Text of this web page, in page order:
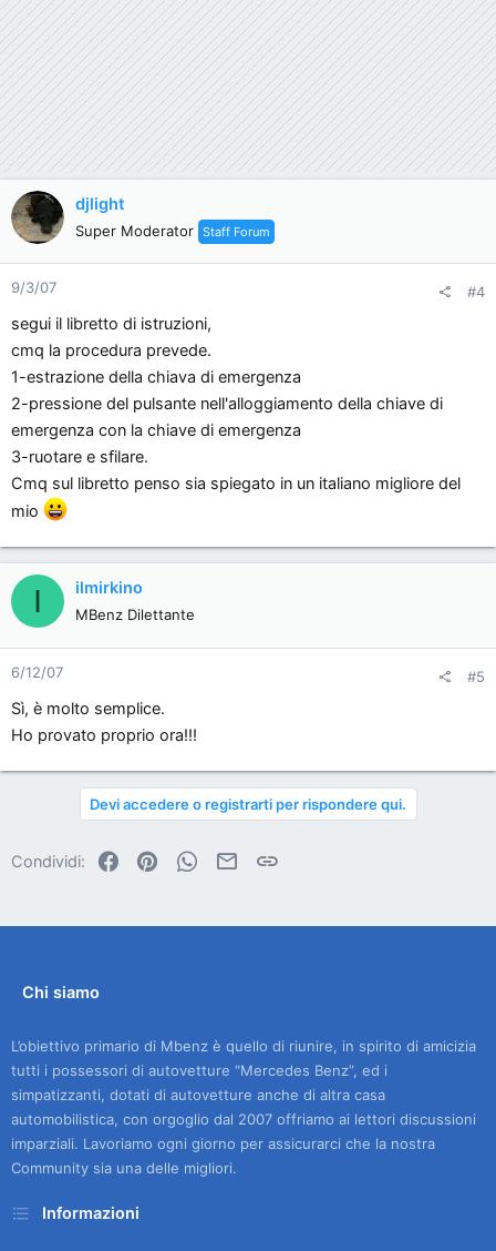
djlight
Super Moderator Staff Forum
9/3/07 #4
segui il libretto di istruzioni,
cmq la procedura prevede.
1-estrazione della chiava di emergenza
2-pressione del pulsante nell'alloggiamento della chiave di
emergenza con la chiave di emergenza
3-ruotare e sfilare.
Cmq sul libretto penso sia spiegato in un italiano migliore del
mio
I ilmirkino
MBenz Dilettante
6/12/07 #5
Sì, è molto semplice.
Ho provato proprio ora!!!
Devi accedere o registrarti per rispondere qui.
Condividi: FacebookPinterestWhatsApp
Email
Chi siamo
L’obiettivo primario di Mbenz è quello di riunire, in spirito di amicizia
tutti i possessori di autovetture “Mercedes Benz”, ed i
simpatizzanti, dotati di autovetture anche di altra casa
automobilistica, con orgoglio dal 2007 offriamo ai lettori discussioni
imparziali. Lavoriamo ogni giorno per assicurarci che la nostra
Community sia una delle migliori.
Informazioni